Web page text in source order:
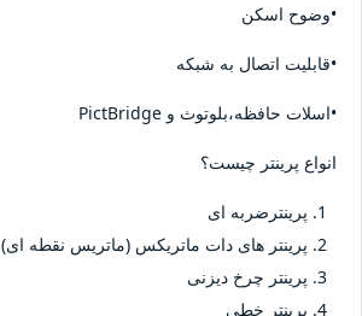
•وضوح اسکن
•قابلیت اتصال به شبکه
•اسلات حافظه،بلوتوث و PictBridge
انواع پرینتر چیست؟
پرینترضربه ای
پرینتر های دات ماتریکس (ماتریس نقطه ای)
پرینتر چرخ دیزنی
پرینتر خطی